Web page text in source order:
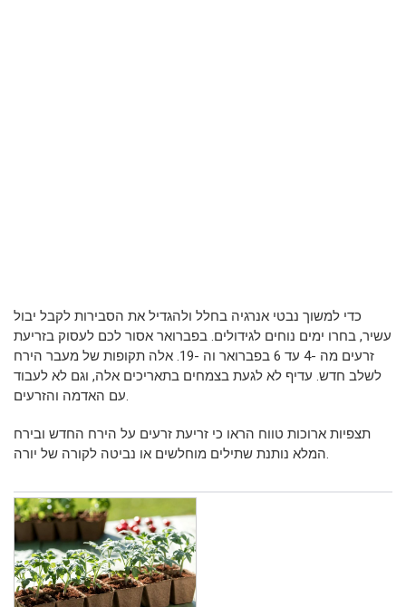
כדי למשוך נבטי אנרגיה בחלל ולהגדיל את הסבירות לקבל יבול
עשיר, בחרו ימים נוחים לגידולים. בפברואר אסור לכם לעסוק בזריעת
זרעים מה -4 עד 6 בפברואר וה -19. אלה תקופות של מעבר הירח
לשלב חדש. עדיף לא לגעת בצמחים בתאריכים אלה, וגם לא לעבוד
עם האדמה והזרעים.
תצפיות ארוכות טווח הראו כי זריעת זרעים על הירח החדש ובירח
המלא נותנת שתילים מוחלשים או נביטה לקורה של יורה.